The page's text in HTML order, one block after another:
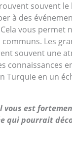
souvent
à des
vous
Les
souvent une
en un
est
qui pourrait